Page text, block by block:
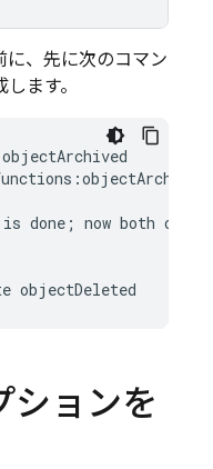
に、先に次のコマン
ます。
done; now both
ションを